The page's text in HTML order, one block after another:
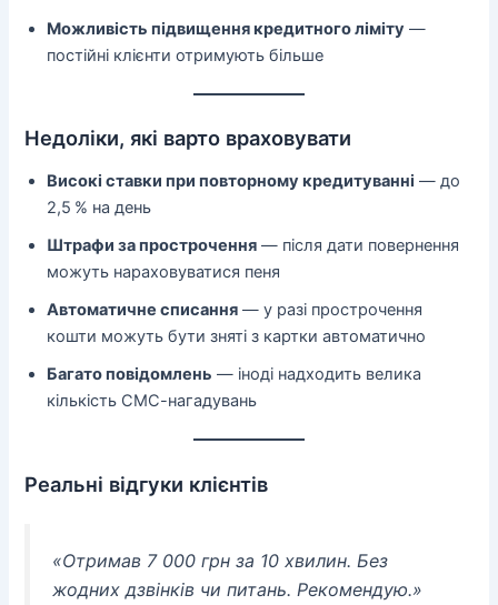
Можливість підвищення кредитного ліміту —
постійні клієнти отримують більше
Недоліки, які варто враховувати
Високі ставки при повторному кредитуванні — до
2,5 % на день
Штрафи за прострочення — після дати повернення
можуть нараховуватися пеня
Автоматичне списання — у разі прострочення
кошти можуть бути зняті з картки автоматично
Багато повідомлень — іноді надходить велика
кількість СМС-нагадувань
Реальні відгуки клієнтів
«Отримав 7 000 грн за 10 хвилин. Без
жодних дзвінків чи питань. Рекомендую.»